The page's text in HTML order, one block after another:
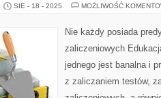
SIE - 18 - 2025 MOŻLIWOŚĆ
Nie każdy posiada
zaliczeniowych
jednego jest banalna i
z zaliczaniem testów,